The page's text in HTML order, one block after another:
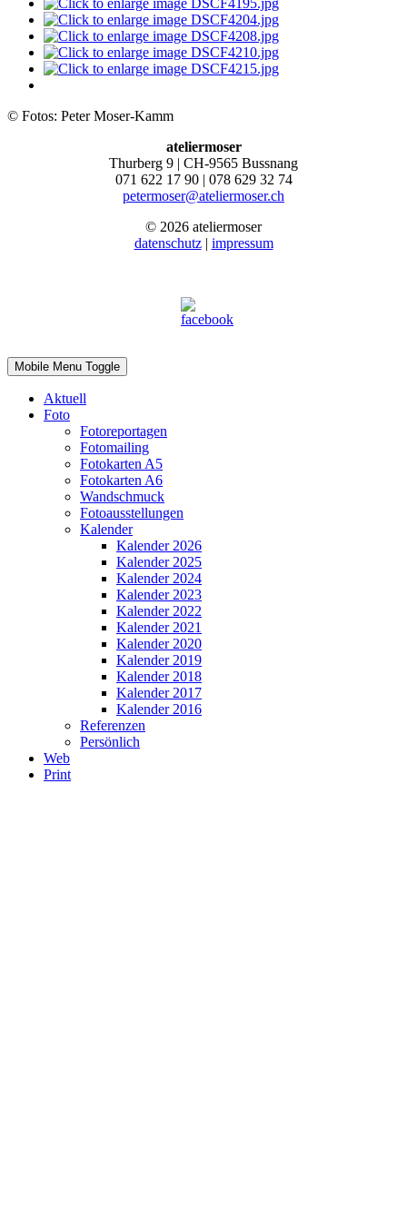
© Fotos: Peter Moser-Kamm
ateliermoser
Thurberg 9 | CH-9565 Bussnang
071 622 17 90 | 078 629 32 74
petermoser@ateliermoser.ch
© 2026 ateliermoser
datenschutz| impressum
Mobile Menu Toggle
Aktuell
Foto
Fotoreportagen
Fotomailing
Fotokarten A5
Fotokarten A6
Wandschmuck
Fotoausstellungen
Kalender
Kalender 2026
Kalender 2025
Kalender 2024
Kalender 2023
Kalender 2022
Kalender 2021
Kalender 2020
Kalender 2019
Kalender 2018
Kalender 2017
Kalender 2016
Referenzen
Persönlich
Web
Print